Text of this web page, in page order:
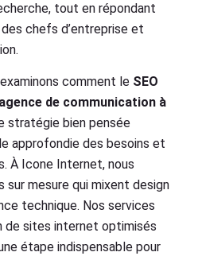
tout en répondant
chefs d’entreprise et
comment le SEO
agence de communication à
stratégie bien pensée
approfondie des besoins et
À Icone Internet, nous
mesure qui mixent design
technique. Nos services
de sites internet optimisés
étape indispensable pour